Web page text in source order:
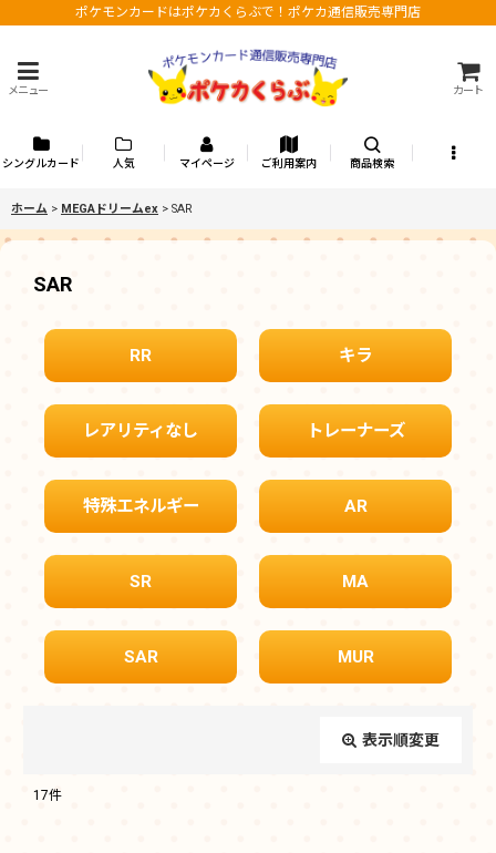
ポケモンカードはポケカくらぶで！ポケカ通信販売専門店
メニュー カート
シングルカード 人気 マイページ ご利用案内 商品検索
ホーム > MEGAドリームex > SAR
SAR
RR キラ
レアリティなし トレーナーズ
特殊エネルギー AR
SR MA
SAR MUR
表示順変更
17件